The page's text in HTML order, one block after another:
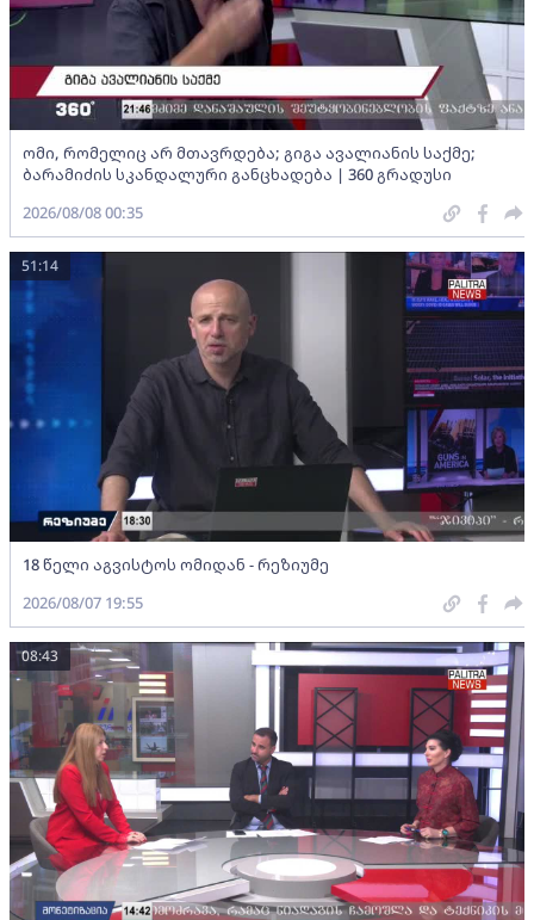
ომი, რომელიც არ მთავრდება; გიგა ავალიანის საქმე;
ბარამიძის სკანდალური განცხადება | 360 გრადუსი
2026/08/08 00:35
18 წელი აგვისტოს ომიდან - რეზიუმე
51:14
2026/08/07 19:55
08:43